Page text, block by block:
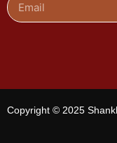
Copyright © 2025